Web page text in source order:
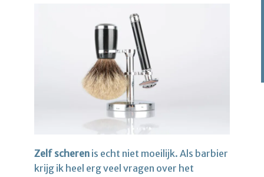
Zelf scheren is echt niet moeilijk. Als barbier
krijg ik heel erg veel vragen over het